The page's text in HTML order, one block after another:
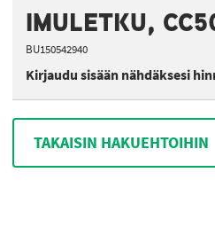
IMULETKU,
BU150542940
Kirjaudu sisään nähdäksesi
TAKAISIN HAKUEHTOIHIN